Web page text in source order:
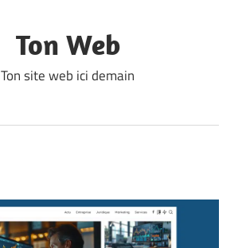
Ton Web
Ton site web ici demain